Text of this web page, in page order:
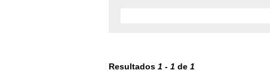
Resultados 1 - 1 de 1